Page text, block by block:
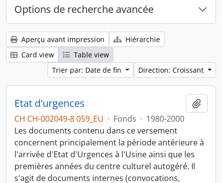
Options de recherche avancée
Aperçu avant impression
Hiérarchie
Card view
Table view
Trier par: Date de fin
Direction: Croissant
Etat d'urgences
CH CH-002049-8 059_EU · Fonds · 1980-2000
Les documents contenu dans ce versement
concernent principalement la période antérieure à
l'arrivée d'Etat d'Urgences à l'Usine ainsi que les
premières années du centre culturel autogéré. Il
s'agit de documents internes (convocations,